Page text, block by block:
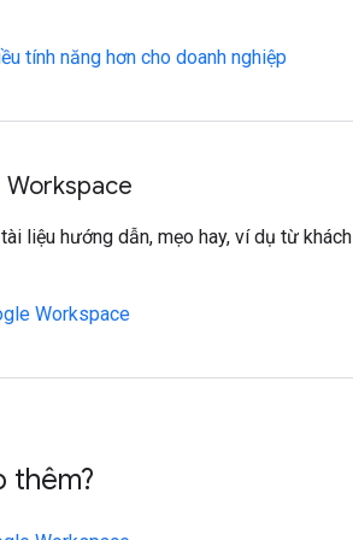
tính năng hơn cho doanh nghiệp
liệu hướng dẫn, mẹo hay, ví dụ từ khách
Workspace
thêm?